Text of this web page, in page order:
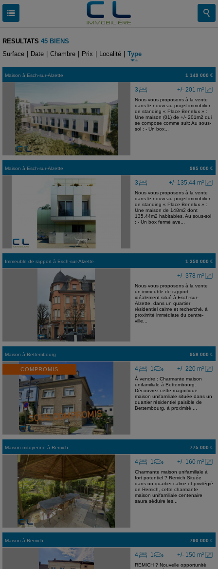
RESULTATS 45 BIENS
Surface
Date Chambre Prix Localité Type
Maison à Esch-sur-Alzette 1 149 000 €
+/- 201 m²
3
Nous vous proposons à la vente
dans le nouveau projet immobilier
de standing « Place Benelux » :
Une maison (01) de +/- 201m2 qui
se compose comme suit: Au sous-
sol : - Un box...
Maison à Esch-sur-Alzette 985 000 €
+/- 135,44 m²
3
Nous vous proposons à la vente
dans le nouveau projet immobilier
de standing « Place Benelux » :
Une maison de 148m2 dont
135,44m2 habitables. Au sous-sol
: - Un box fermé ave...
Immeuble de rapport à Esch-sur-Alzette 1 350 000 €
+/- 378 m²
Nous vous proposons à la vente
un immeuble de rapport
idéalement situé à Esch-sur-
Alzette, dans un quartier
résidentiel calme et recherché, à
proximité immédiate du centre-
ville...
Maison à Bettembourg 958 000 €
COMPROMIS +/- 220 m²
4 1
À vendre : Charmante maison
unifamiliale à Bettembourg.
Découvrez cette magnifique
maison unifamiliale située dans un
quartier résidentiel paisible de
Bettembourg, à proximité ...
Maison mitoyenne à Remich 775 000 €
+/- 160 m²
4 1
Charmante maison unifamiliale à
fort potentiel ? Remich Située
dans un quartier calme et privilégié
de Remich, cette charmante
maison unifamiliale centenaire
saura séduire les...
Maison à Remich 790 000 €
+/- 150 m²
4 1
REMICH ? Nouvelle opportunité